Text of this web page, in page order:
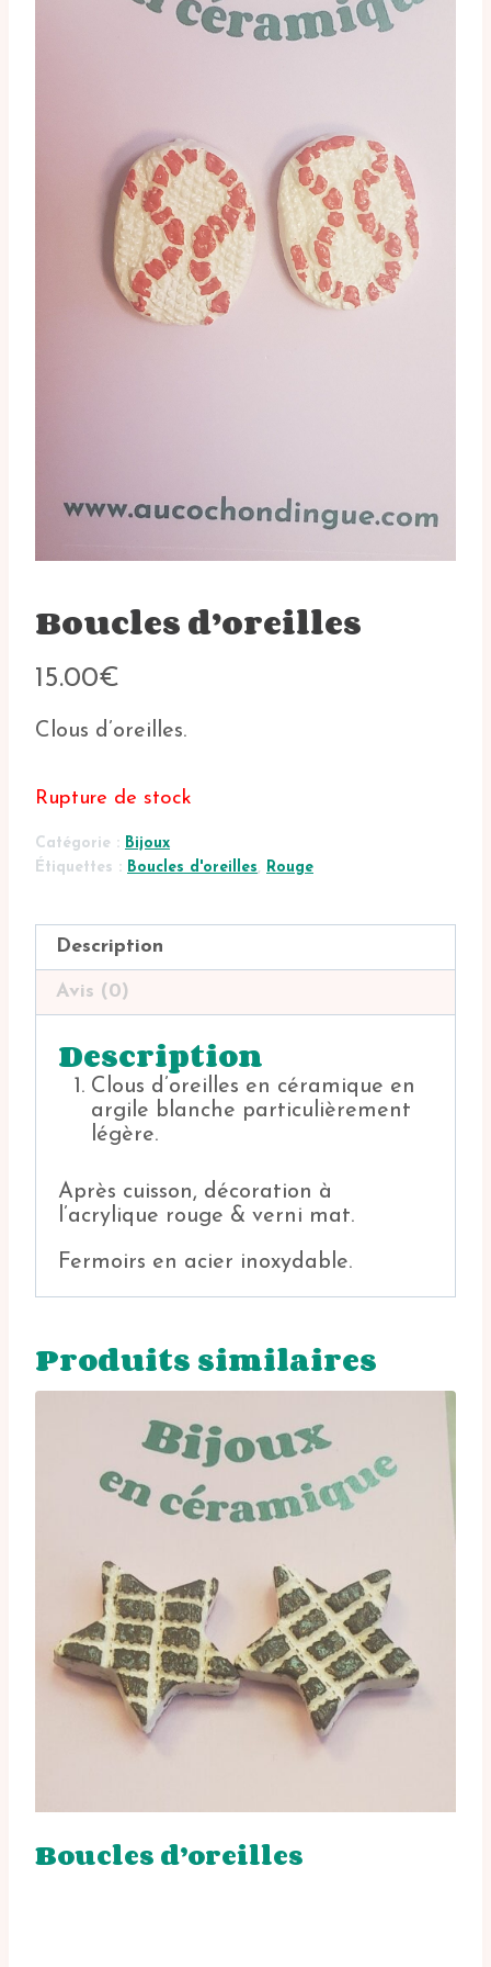
Boucles d’oreilles
15.00€
Clous d’oreilles.
Rupture de stock
Catégorie : Bijoux
Étiquettes : Boucles d'oreilles, Rouge
Description
Avis (0)
Description
Clous d’oreilles en céramique en
argile blanche particulièrement
légère.
Après cuisson, décoration à
l’acrylique rouge & verni mat.
Fermoirs en acier inoxydable.
Produits similaires
Boucles d’oreilles